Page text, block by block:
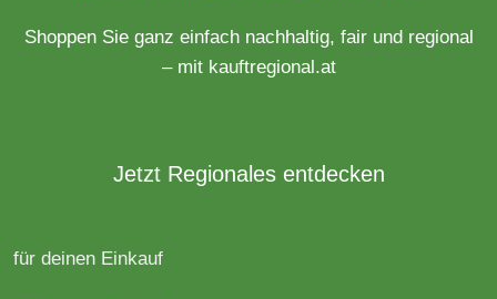
Shoppen Sie ganz einfach nachhaltig, fair und regional
– mit kauftregional.at
Jetzt Regionales entdecken
für deinen Einkauf